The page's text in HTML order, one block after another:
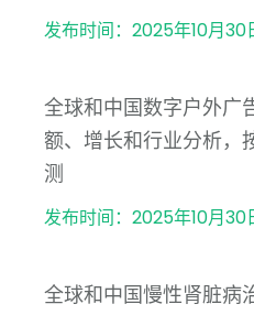
发布时间：2025年10月30
全球和中国数字户外广
额、增长和行业分析，
测
发布时间：2025年10月30
全球和中国慢性肾脏病